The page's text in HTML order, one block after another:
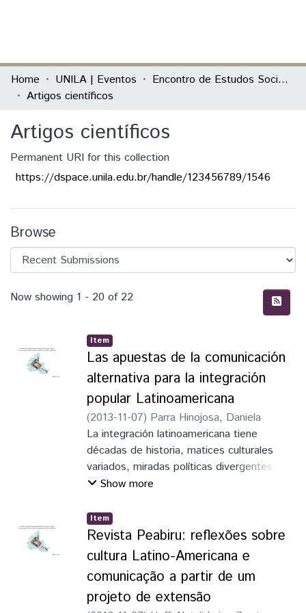
Communities & Collections
All of DSpace
Statistics
Home UNILA | Eventos
Encontro de Estudos Sociales desde América Latina y el Caribe
Artigos científicos
Artigos científicos
Permanent URI for this collection
https://dspace.unila.edu.br/handle/123456789/1546
Browse
Recent Submissions
Now showing 1 - 20 of 22
Item
Las apuestas de la comunicación
alternativa para la integración
popular Latinoamericana
(2013-11-07) Parra Hinojosa, Daniela
La integración latinoamericana tiene
décadas de historia, matices culturales
variados, miradas políticas divergentes,
circunstancias históricas peculiares y
ideológicas que llegan incluso al
antagonismo. Sus diferentes niveles,
acepciones y escalas han
dado como resultado tres principales
apuestas: las que se dan desde de los
intereses del
Show more
Item
Revista Peabiru: reflexões sobre
cultura Latino-Americana e
comunicação a partir de um
projeto de extensão